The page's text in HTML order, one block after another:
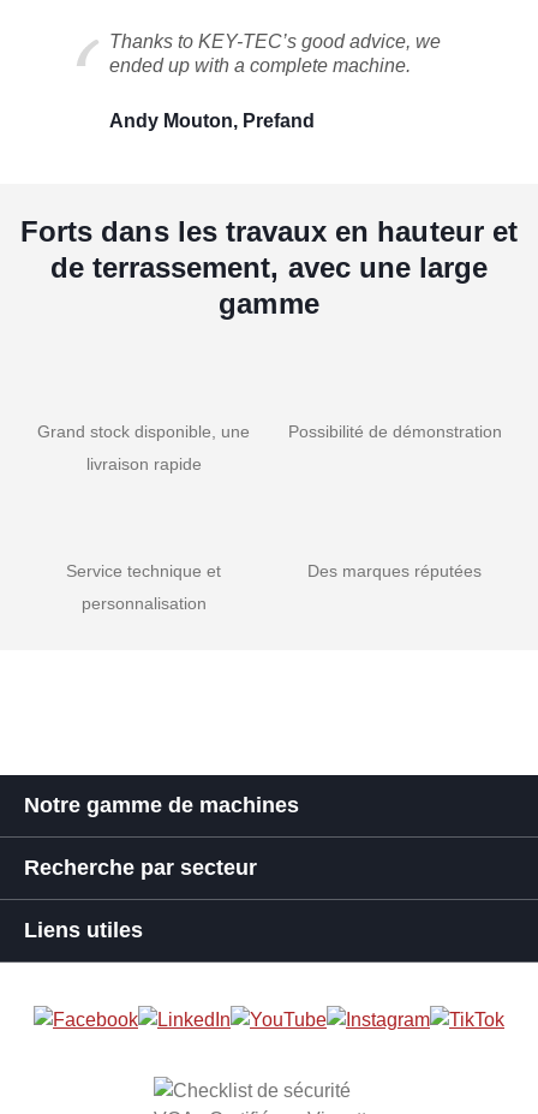
Thanks to KEY-TEC’s good advice, we
ended up with a complete machine.
Andy Mouton, Prefand
Forts dans les travaux en hauteur et
de terrassement, avec une large
gamme
Grand stock disponible, une
livraison rapide
Possibilité de démonstration
Service technique et
personnalisation
Des marques réputées
Notre gamme de machines
Recherche par secteur
Liens utiles